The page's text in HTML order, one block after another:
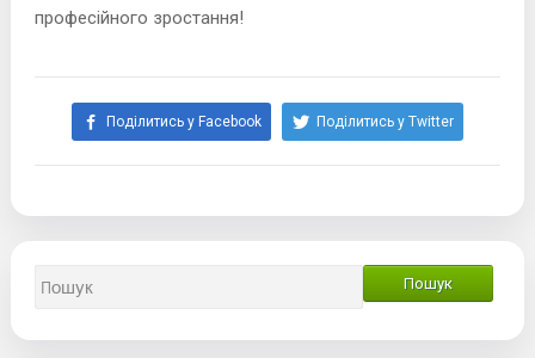
професійного зростання!
Поділитись у Facebook Поділитись у Twitter